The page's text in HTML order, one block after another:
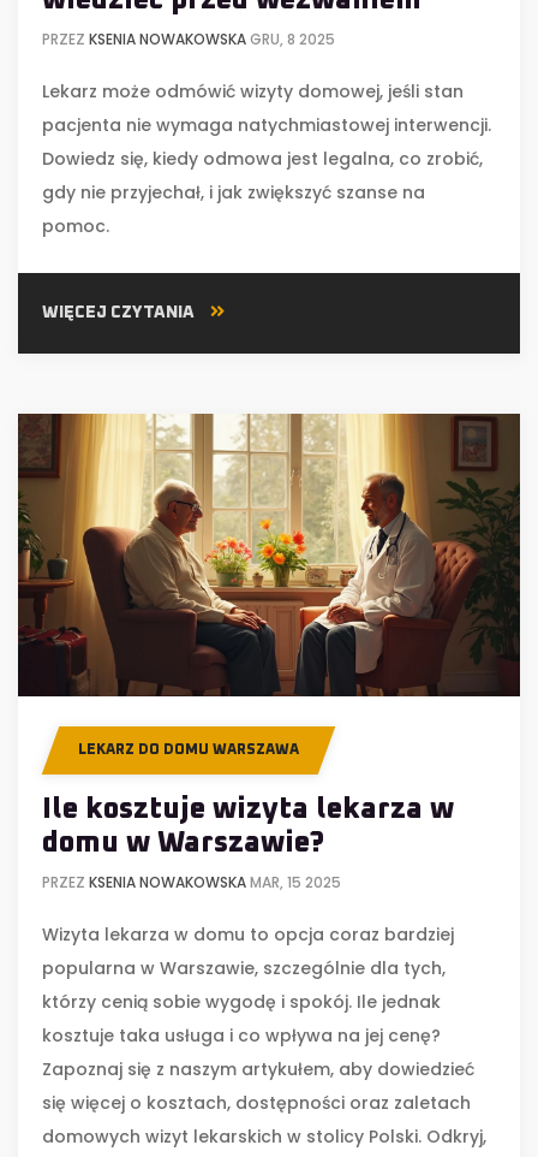
PRZEZ KSENIA NOWAKOWSKAGRU, 8 2025
Lekarz może odmówić wizyty domowej, jeśli stan
pacjenta nie wymaga natychmiastowej interwencji.
Dowiedz się, kiedy odmowa jest legalna, co zrobić,
gdy nie przyjechał, i jak zwiększyć szanse na
pomoc.
WIĘCEJ CZYTANIA
LEKARZ DO DOMU WARSZAWA
Ile kosztuje wizyta lekarza w
domu w Warszawie?
PRZEZ KSENIA NOWAKOWSKAMAR, 15 2025
Wizyta lekarza w domu to opcja coraz bardziej
popularna w Warszawie, szczególnie dla tych,
którzy cenią sobie wygodę i spokój. Ile jednak
kosztuje taka usługa i co wpływa na jej cenę?
Zapoznaj się z naszym artykułem, aby dowiedzieć
się więcej o kosztach, dostępności oraz zaletach
domowych wizyt lekarskich w stolicy Polski. Odkryj,